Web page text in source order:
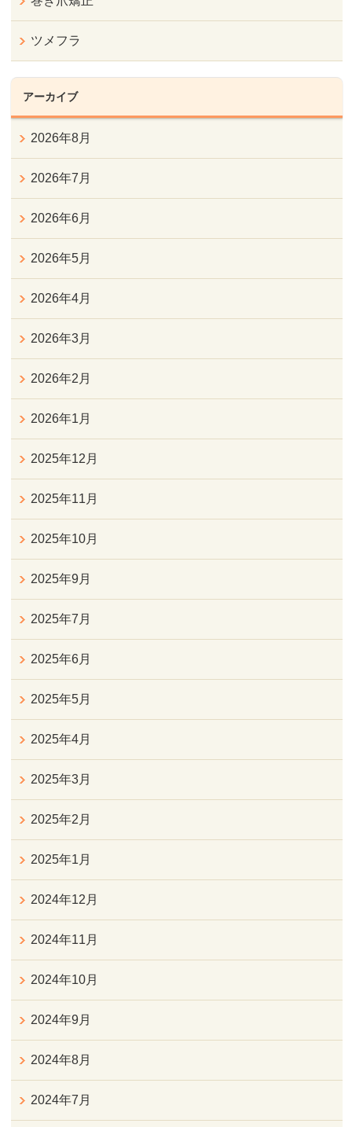
ツメフラ
アーカイブ
2026年8月
2026年7月
2026年6月
2026年5月
2026年4月
2026年3月
2026年2月
2026年1月
2025年12月
2025年11月
2025年10月
2025年9月
2025年7月
2025年6月
2025年5月
2025年4月
2025年3月
2025年2月
2025年1月
2024年12月
2024年11月
2024年10月
2024年9月
2024年8月
2024年7月